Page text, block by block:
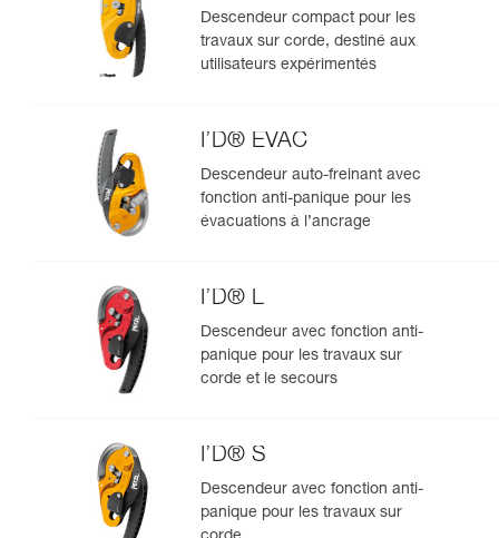
Descendeur compact pour les
travaux sur corde, destiné aux
utilisateurs expérimentés
I’D® EVAC
Descendeur auto-freinant avec
fonction anti-panique pour les
évacuations à l’ancrage
I’D® L
Descendeur avec fonction anti-
panique pour les travaux sur
corde et le secours
I’D® S
Descendeur avec fonction anti-
panique pour les travaux sur